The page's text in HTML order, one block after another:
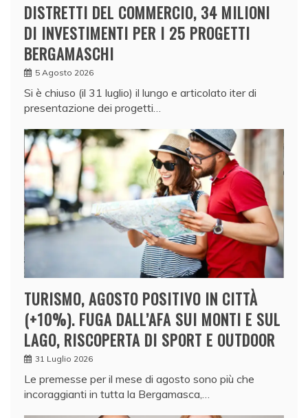
DISTRETTI DEL COMMERCIO, 34 MILIONI
DI INVESTIMENTI PER I 25 PROGETTI
BERGAMASCHI
5 Agosto 2026
Si è chiuso (il 31 luglio) il lungo e articolato iter di
presentazione dei progetti…
TURISMO, AGOSTO POSITIVO IN CITTÀ
(+10%). FUGA DALL’AFA SUI MONTI E SUL
LAGO, RISCOPERTA DI SPORT E OUTDOOR
31 Luglio 2026
Le premesse per il mese di agosto sono più che
incoraggianti in tutta la Bergamasca,…